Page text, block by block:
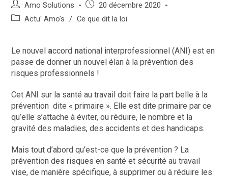
Amo Solutions
20 décembre 2020
Actu' Amo's
/ Ce que dit la loi
Le nouvel accord national interprofessionnel (ANI) est en
passe de donner un nouvel élan à la prévention des
risques professionnels !
Cet ANI sur la santé au travail doit faire la part belle à la
prévention dite « primaire ». Elle est dite primaire par ce
qu’elle s’attache à éviter, ou réduire, le nombre et la
gravité des maladies, des accidents et des handicaps.
Mais tout d’abord qu’est-ce que la prévention ? La
prévention des risques en santé et sécurité au travail
vise, de manière spécifique, à supprimer ou à réduire les